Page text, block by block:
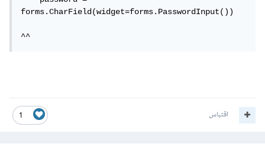
forms.CharField(widget=forms.PasswordInput())
^^
1 اقتباس